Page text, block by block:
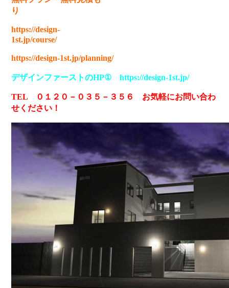
り
https://design-
1st.jp/course/
https://design-1st.jp/planning/
デザインファーストのHP① https://design-1st.jp/
TEL ０１２０－０３５－３５６ お気軽にお問い合わ
せください！